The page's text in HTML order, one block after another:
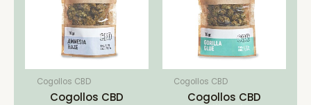
Cogollos CBD
Cogollos CBD
Cogollos CBD
Cogollos CBD